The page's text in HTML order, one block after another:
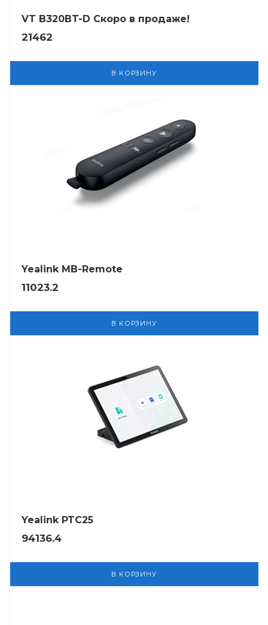
VT B320BT-D Скоро в продаже!
21462
В КОРЗИНУ
Yealink MB-Remote
11023.2
В КОРЗИНУ
Yealink PTC25
94136.4
В КОРЗИНУ